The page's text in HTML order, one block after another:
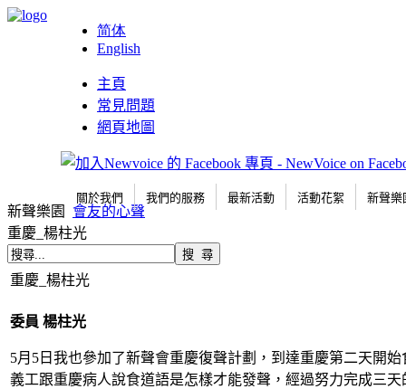
简体
English
主頁
常見問題
網頁地圖
關於我們 我們的服務 最新活動 活動花絮 新聲樂
新聲樂園
會友的心聲
重慶_楊柱光
重慶_楊柱光
委員 楊柱光
5月5日我也參加了新聲會重慶復聲計劃，到達重慶第二天開
義工跟重慶病人說食道語是怎樣才能發聲，經過努力完成三